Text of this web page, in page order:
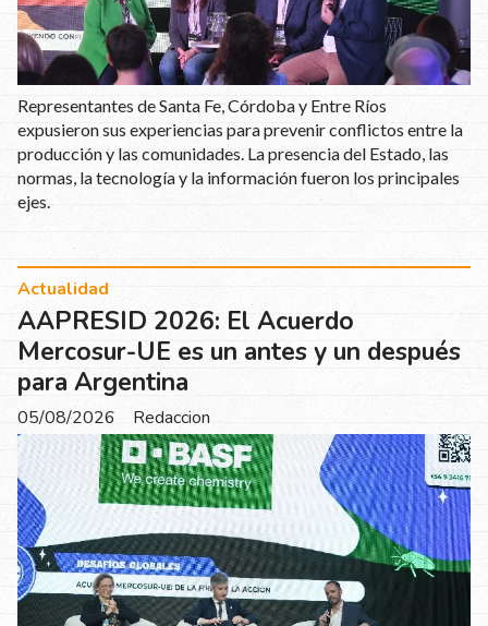
Representantes de Santa Fe, Córdoba y Entre Ríos
expusieron sus experiencias para prevenir conflictos entre la
producción y las comunidades. La presencia del Estado, las
normas, la tecnología y la información fueron los principales
ejes.
AAPRESID 2026: El Acuerdo
Mercosur-UE es un antes y un después
para Argentina
Redaccion
Actualidad
05/08/2026